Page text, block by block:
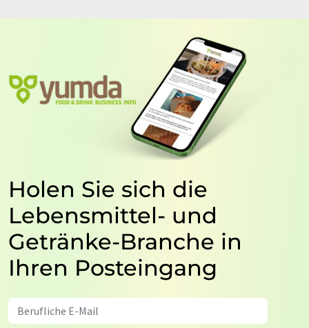
Holen Sie sich die
Lebensmittel- und
Getränke-Branche in
Ihren Posteingang